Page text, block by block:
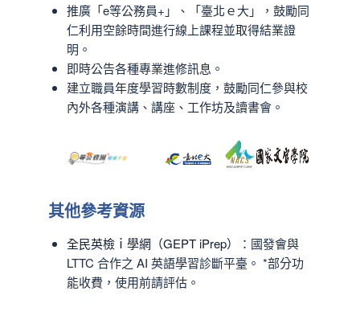
推廣「e等公務員+」、「臺北ｅ大」，鼓勵同
仁利用空餘時間進行線上課程並取得結業證
明。
即時公告各種專業進修訊息。
建立職員年度學習時數制度，鼓勵同仁參與校
內外各種演講、講座、工作坊及讀書會。
其他參考資源
全民英檢ｉ學網（GEPT iPrep）
：國發會與
LTTC 合作之 AI 英語學習診斷平臺。 *部分功
能收費，使用前請評估。